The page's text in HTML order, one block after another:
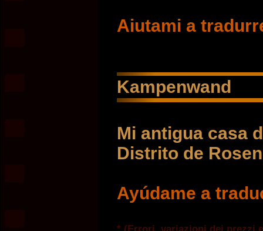
Aiutami a
Kampenwand
Mi antigua casa
Distrito de
Ayúdame a